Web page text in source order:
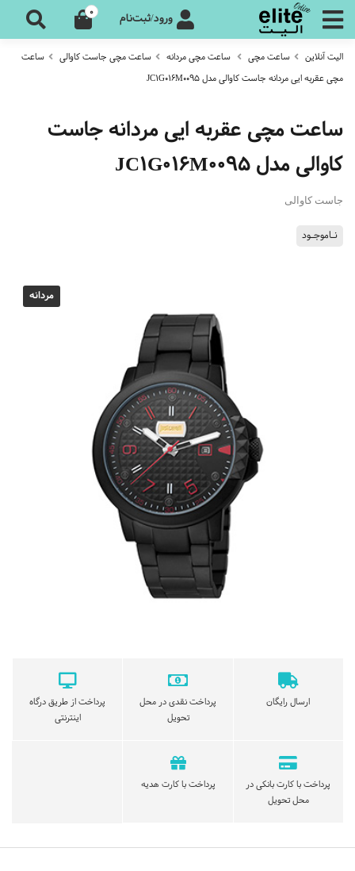
ورود/ثبت‌نام 0
الیت آنلاین ساعت مچی ساعت مچی مردانه ساعت مچی جاست کاوالی
ساعت
مچی عقربه ایی مردانه جاست کاوالی مدل JC1G016M0095
ساعت مچی عقربه ایی مردانه جاست
کاوالی مدل JC1G016M0095
جاست کاوالی
نـاموجـود
مردانه
ارسال رایگان
پرداخت نقدی در محل
تحویل
پرداخت از طریق درگاه
اینترنتی
پرداخت با کارت بانکی در
محل تحویل
پرداخت با کارت هدیه